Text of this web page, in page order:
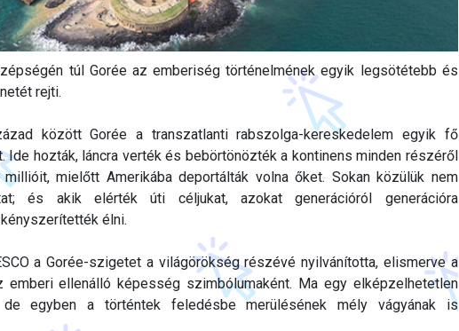
túl Gorée az emberiség történelmének egyik legsötétebb és
rejti.
között Gorée a transzatlanti rabszolga-kereskedelem egyik fő
Ide hozták, láncra verték és bebörtönözték a kontinens minden részéről
mielőtt Amerikába deportálták volna őket. Sokan közülük nem
és akik elérték úti céljukat, azokat generációról generációra
élni.
a Gorée-szigetet a világörökség részévé nyilvánította, elismerve a
emberi ellenálló képesség szimbólumaként. Ma egy elképzelhetetlen
de egyben a történtek feledésbe merülésének mély vágyának is